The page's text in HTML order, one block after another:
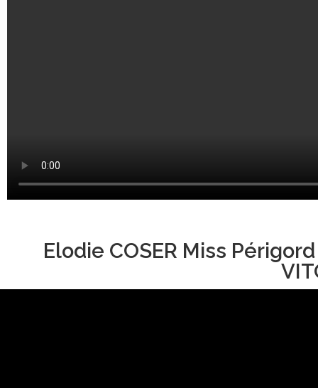
Elodie COSER Miss